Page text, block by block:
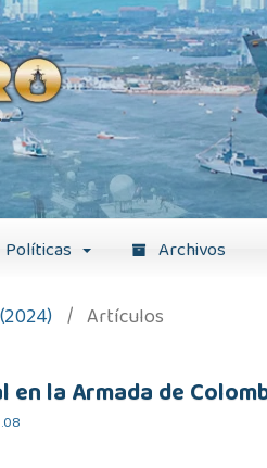
Políticas Archivos
/ Artículos
la Armada de